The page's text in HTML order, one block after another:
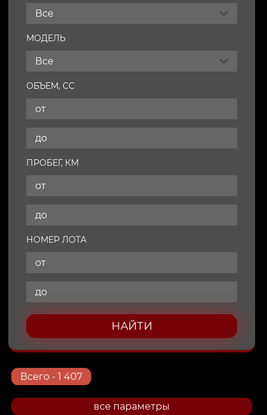
Все
МОДЕЛЬ
Все
ОБЪЕМ, СС
ПРОБЕГ, КМ
НОМЕР ЛОТА
НАЙТИ
Всего - 1 407
все параметры